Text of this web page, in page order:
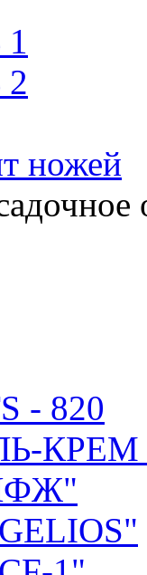
ножей
- 820
КРЕМ